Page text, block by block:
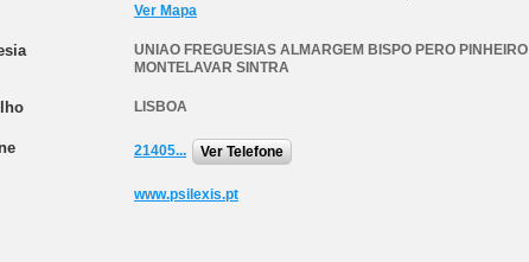
Ver Mapa
UNIAO FREGUESIAS ALMARGEM BISPO PERO PINHEIRO
MONTELAVAR SINTRA
LISBOA
21405... Ver Telefone
www.psilexis.pt